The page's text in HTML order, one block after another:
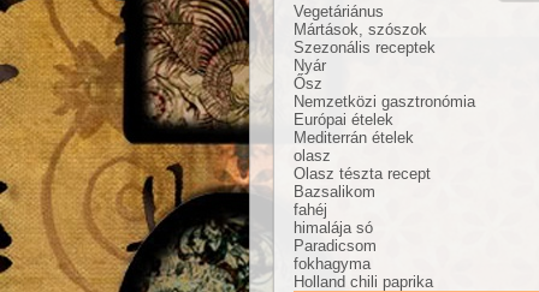
Vegetáriánus
Mártások, szószok
Szezonális receptek
Nyár
Ősz
Nemzetközi gasztronómia
Európai ételek
Mediterrán ételek
olasz
Olasz tészta recept
Bazsalikom
fahéj
himalája só
Paradicsom
fokhagyma
Holland chili paprika